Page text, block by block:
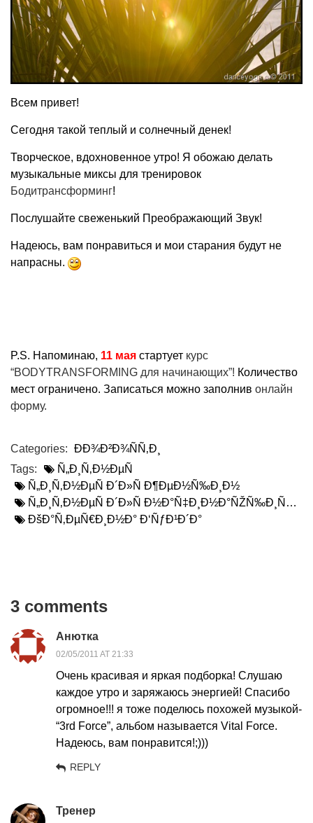
Всем привет!
Сегодня такой теплый и солнечный денек!
Творческое, вдохновенное утро! Я обожаю делать
музыкальные миксы для тренировок
Бодитрансформинг!
Послушайте свеженький Преображающий Звук!
Надеюсь, вам понравиться и мои старания будут не
напрасны.
P.S. Напоминаю, 11 мая стартует курс
“BODYTRANSFORMING для начинающих”! Количество
мест ограничено. Записаться можно заполнив онлайн
форму.
Categories: ÐÐ¾Ð²Ð¾ÑÑ‚Ð¸
Tags:
Ñ„Ð¸Ñ‚Ð½ÐµÑ
Ñ„Ð¸Ñ‚Ð½ÐµÑ Ð´Ð»Ñ Ð¶ÐµÐ½Ñ‰Ð¸Ð½
Ñ„Ð¸Ñ‚Ð½ÐµÑ Ð´Ð»Ñ Ð½Ð°Ñ‡Ð¸Ð½Ð°ÑŽÑ‰Ð¸Ñ…
ÐšÐ°Ñ‚ÐµÑ€Ð¸Ð½Ð° Ð‘ÑƒÐ¹Ð´Ð°
3 comments
Анютка
02/05/2011 AT 21:33
Очень красивая и яркая подборка! Слушаю
каждое утро и заряжаюсь энергией! Спасибо
огромное!!! я тоже поделюсь похожей музыкой-
“3rd Force”, альбом называется Vital Force.
Надеюсь, вам понравится!;)))
REPLY
Тренер